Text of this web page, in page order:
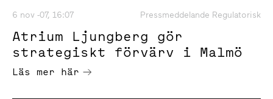
6 nov -07, 16:07 Pressmeddelande Regulatorisk
Atrium Ljungberg gör
strategiskt förvärv i Malmö
Läs mer här